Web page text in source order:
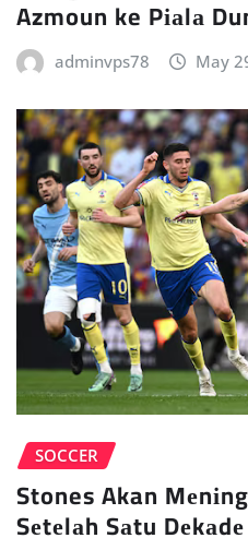
Azmoun ke Pіаlа
adminvps78 May
SOCCER
Stones Akan
Sеtеlаh Sаtu